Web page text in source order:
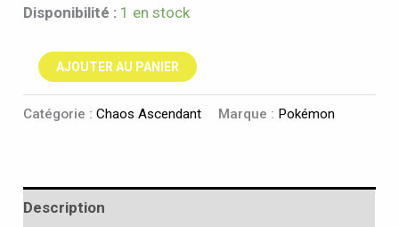
Disponibilité : 1 en stock
AJOUTER AU PANIER
Catégorie :Chaos Ascendant Marque : Pokémon
Description